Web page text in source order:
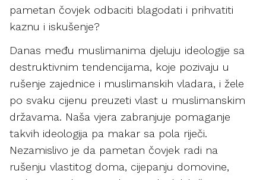
pametan čovjek odbaciti blagodati i prihvatiti
kaznu i iskušenje?
Danas među muslimanima djeluju ideologije sa
destruktivnim tendencijama, koje pozivaju u
rušenje zajednice i muslimanskih vladara, i žele
po svaku cijenu preuzeti vlast u muslimanskim
državama. Naša vjera zabranjuje pomaganje
takvih ideologija pa makar sa pola riječi.
Nezamislivo je da pametan čovjek radi na
rušenju vlastitog doma, cijepanju domovine,